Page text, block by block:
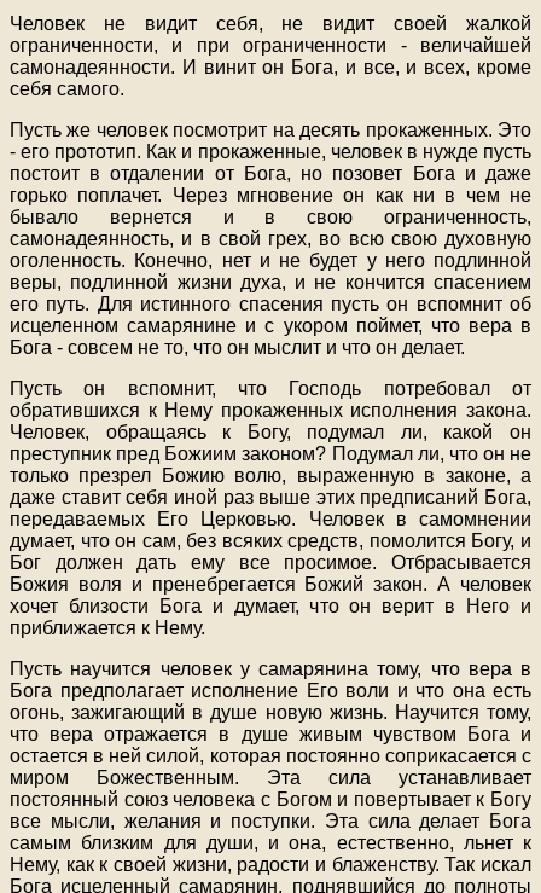
Человек не видит себя, не видит своей жалкой
ограниченности, и при ограниченности - величайшей
самонадеянности. И винит он Бога, и все, и всех, кроме
себя самого.
Пусть же человек посмотрит на десять прокаженных. Это
- его прототип. Как и прокаженные, человек в нужде пусть
постоит в отдалении от Бога, но позовет Бога и даже
горько поплачет. Через мгновение он как ни в чем не
бывало вернется и в свою ограниченность,
самонадеянность, и в свой грех, во всю свою духовную
оголенность. Конечно, нет и не будет у него подлинной
веры, подлинной жизни духа, и не кончится спасением
его путь. Для истинного спасения пусть он вспомнит об
исцеленном самарянине и с укором поймет, что вера в
Бога - совсем не то, что он мыслит и что он делает.
Пусть он вспомнит, что Господь потребовал от
обратившихся к Нему прокаженных исполнения закона.
Человек, обращаясь к Богу, подумал ли, какой он
преступник пред Божиим законом? Подумал ли, что он не
только презрел Божию волю, выраженную в законе, а
даже ставит себя иной раз выше этих предписаний Бога,
передаваемых Его Церковью. Человек в самомнении
думает, что он сам, без всяких средств, помолится Богу, и
Бог должен дать ему все просимое. Отбрасывается
Божия воля и пренебрегается Божий закон. А человек
хочет близости Бога и думает, что он верит в Него и
приближается к Нему.
Пусть научится человек у самарянина тому, что вера в
Бога предполагает исполнение Его воли и что она есть
огонь, зажигающий в душе новую жизнь. Научится тому,
что вера отражается в душе живым чувством Бога и
остается в ней силой, которая постоянно соприкасается с
миром Божественным. Эта сила устанавливает
постоянный союз человека с Богом и повертывает к Богу
все мысли, желания и поступки. Эта сила делает Бога
самым близким для души, и она, естественно, льнет к
Нему, как к своей жизни, радости и блаженству. Так искал
Бога исцеленный самарянин, поднявшийся до полноты